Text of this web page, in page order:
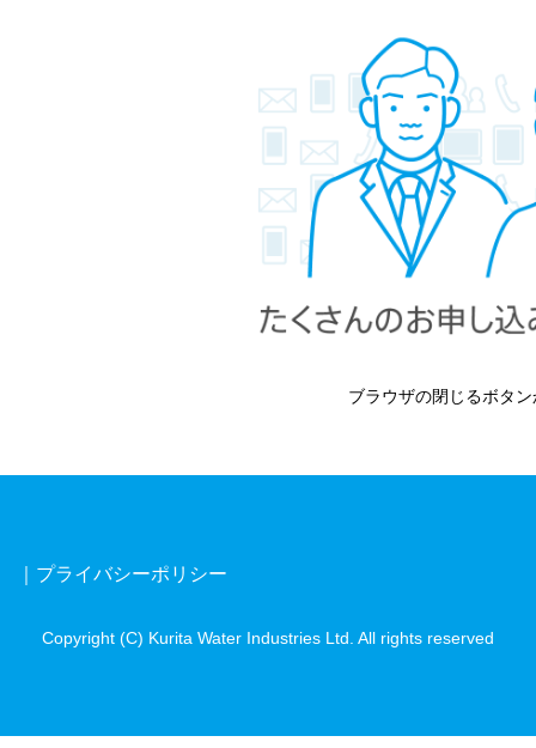
ブラウザの閉じるボタ
プライバシーポリシー
Copyright (C) Kurita Water Industries Ltd. All rights reserved